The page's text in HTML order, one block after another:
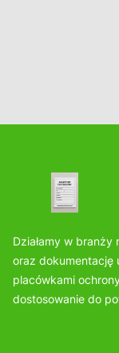
Działamy w
oraz dokumentację
placówkami
dostosowanie do